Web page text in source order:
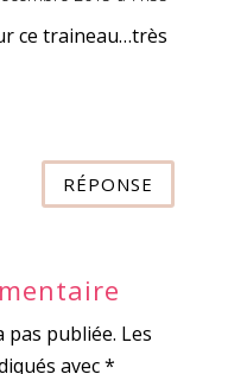
ce traineau…très
RÉPONSE
pas publiée. Les
avec*